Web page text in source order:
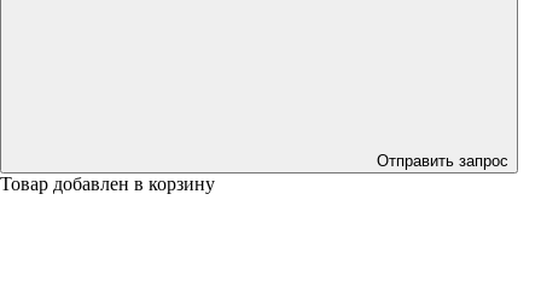
Отправить запрос
Товар добавлен в корзину